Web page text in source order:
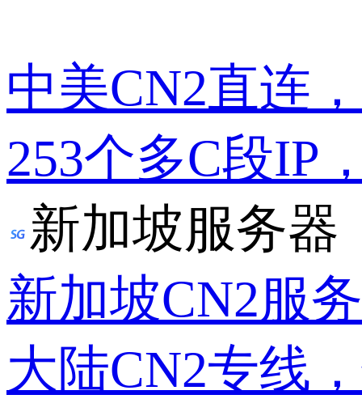
中美CN2直连
253个多C段IP
新加坡服务器
新加坡CN2服
大陆CN2专线